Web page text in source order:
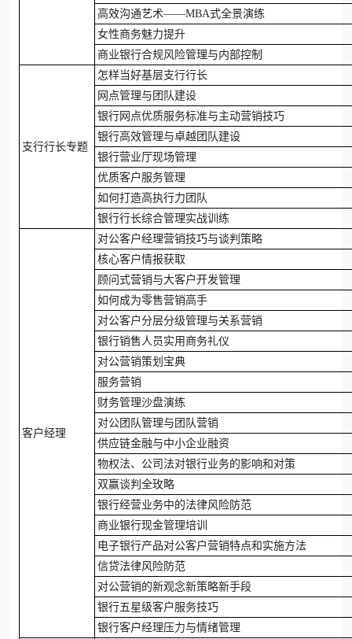
高效沟通艺术——MBA式全景演练
女性商务魅力提升
商业银行合规风险管理与内部控制
支行行长专题
怎样当好基层支行行长
网点管理与团队建设
银行网点优质服务标准与主动营销技巧
银行高效管理与卓越团队建设
银行营业厅现场管理
优质客户服务管理
如何打造高执行力团队
银行行长综合管理实战训练
客户经理
对公客户经理营销技巧与谈判策略
核心客户情报获取
顾问式营销与大客户开发管理
如何成为零售营销高手
对公客户分层分级管理与关系营销
银行销售人员实用商务礼仪
对公营销策划宝典
服务营销
财务管理沙盘演练
对公团队管理与团队营销
供应链金融与中小企业融资
物权法、公司法对银行业务的影响和对策
双赢谈判全玫略
银行经营业务中的法律风险防范
商业银行现金管理培训
电子银行产品对公客户营销特点和实施方法
信贷法律风险防范
对公营销的新观念新策略新手段
银行五星级客户服务技巧
银行客户经理压力与情绪管理